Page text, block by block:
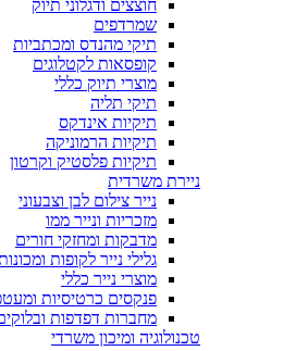
חוצצים ודגלוני תיוק
שמרדפים
תיקי מהנדס ומכתביות
קופסאות לקטלוגים
מוצרי תיוק כללי
תיקי תליה
תיקיות אינדקס
תיקיות הרמוניקה
תיקיות פלסטיק וקרטון
ניירת משרדית
נייר צילום לבן וצבעוני
מזכריות ונייר ממו
מדבקות ומחזקי חורים
גלילי נייר לקופות
מוצרי נייר כללי
פנקסים כרטיסיות
מחברות דפדפות
טכנולוגיה ומיכון משרדי